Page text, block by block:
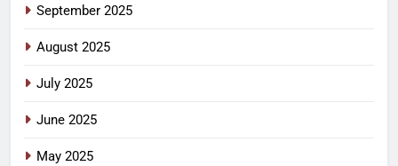
September 2025
August 2025
July 2025
June 2025
May 2025